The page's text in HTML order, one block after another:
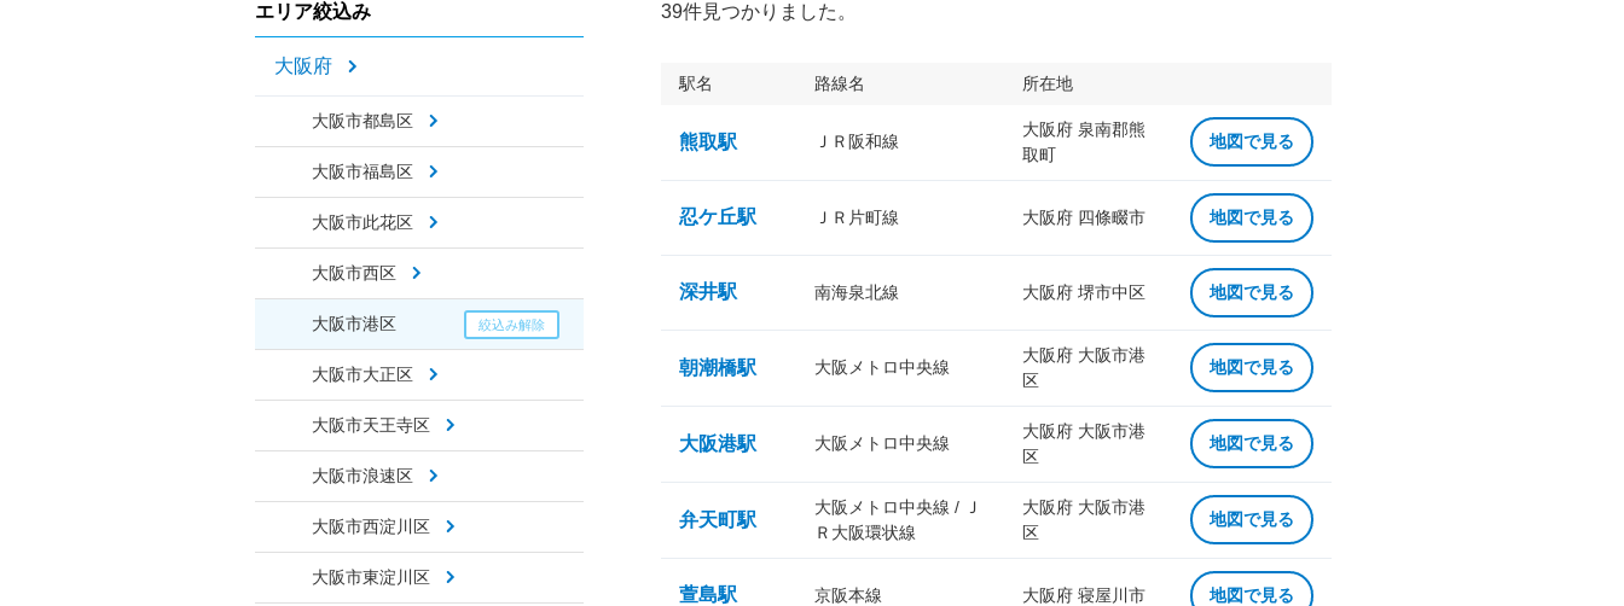
エリア絞込み
大阪府
大阪市都島区
大阪市福島区
大阪市此花区
大阪市西区
大阪市港区
大阪市大正区
大阪市天王寺区
大阪市浪速区
大阪市西淀川区
大阪市東淀川区
39件見つかりました。
駅名 路線名 所在地
熊取駅 ＪＲ阪和線
大阪府 泉南郡熊
取町
地図で見る
忍ケ丘駅 ＪＲ片町線 大阪府 四條畷市 地図で見る
深井駅 南海泉北線 大阪府 堺市中区 地図で見る
朝潮橋駅 大阪メトロ中央線
大阪府 大阪市港
区
地図で見る
大阪港駅 大阪メトロ中央線
大阪府 大阪市港
区
地図で見る
弁天町駅
大阪メトロ中央線 / Ｊ
Ｒ大阪環状線
大阪府 大阪市港
区
地図で見る
萱島駅 京阪本線 大阪府 寝屋川市 地図で見る